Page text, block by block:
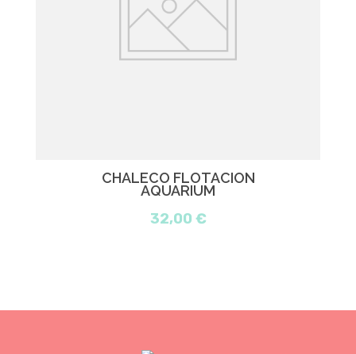
CHALECO FLOTACIÓN
AQUARIUM
32,00 €